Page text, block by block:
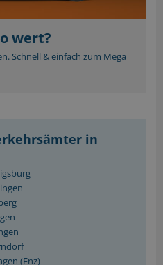
wert?
Schnell & einfach zum Mega
in
(Enz)